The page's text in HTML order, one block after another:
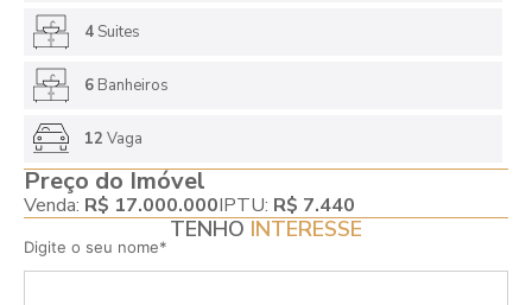
4Suites
6Banheiros
12 Vaga
Preço do Imóvel
Venda: R$ 17.000.000IPTU: R$ 7.440
TENHO INTERESSE
Digite o seu nome*